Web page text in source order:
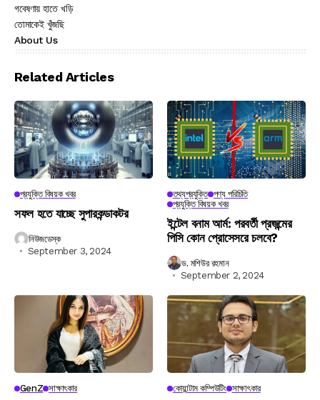
গবেষণায় হাতে খড়ি
তোমাকেই খুঁজছি
About Us
Related Articles
প্রযুক্তি বিষয়ক খবর
সফল হতে যাচ্ছে সুপারকন্ডাকটর
নিউজডেস্ক
September 3, 2024
তথ্যপ্রযুক্তি পণ্য পরিচিতি
প্রযুক্তি বিষয়ক খবর
ইন্টেল বনাম আর্ম: পরবর্তী প্রজন্মের
পিসি কোন প্রোসেসরে চলবে?
ড. মশিউর রহমান
September 2, 2024
GenZ সাক্ষাৎকার কোয়ান্টাম কম্পিউটিং সাক্ষাৎকার